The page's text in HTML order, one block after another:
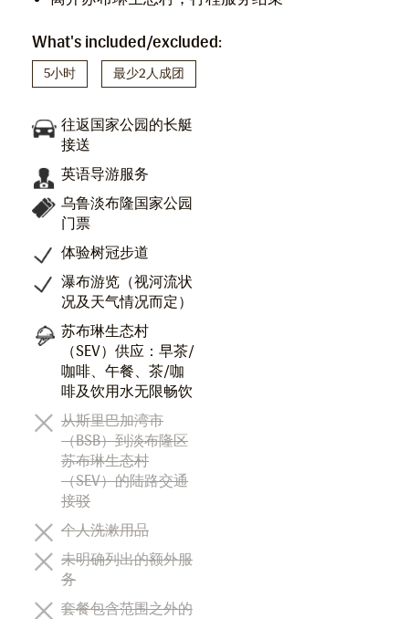
What's included/excluded:
5小时 最少2人成团
往返国家公园的长艇
接送
英语导游服务
乌鲁淡布隆国家公园
门票
体验树冠步道
瀑布游览（视河流状
况及天气情况而定）
苏布琳生态村
（SEV）供应：早茶/
咖啡、午餐、茶/咖
啡及饮用水无限畅饮
从斯里巴加湾市
（BSB）到淡布隆区
苏布琳生态村
（SEV）的陆路交通
接驳
个人洗漱用品
未明确列出的额外服
务
套餐包含范围之外的